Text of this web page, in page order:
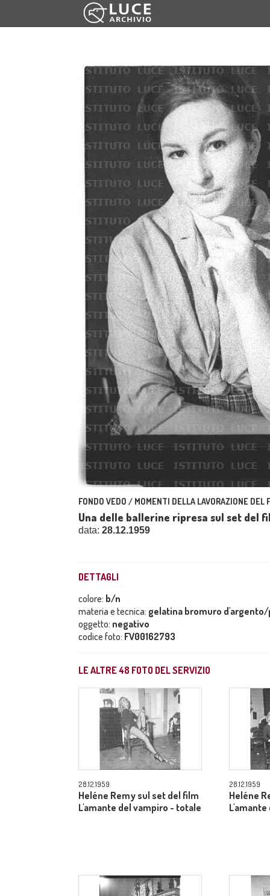
FONDO VEDO / MOMENTI DELLA LAVORAZIONE DEL
Una delle ballerine ripresa sul set del
data: 28.12.1959
DETTAGLI
colore: b/n
materia e tecnica: gelatina bromuro
oggetto: negativo
codice foto: FV00162793
LE ALTRE48 FOTO DEL SERVIZIO
28.12.1959
Heléne Remy sul set del film
L'amante del vampiro - totale
28.12.1959
Heléne